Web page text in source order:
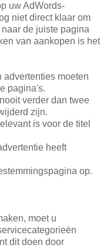
uw AdWords-
niet direct klaar om
de juiste pagina
van aankopen is het
advertenties moeten
pagina's.
verder dan twee
zijn.
is voor de titel
heeft
op.
moet u
dit doen door